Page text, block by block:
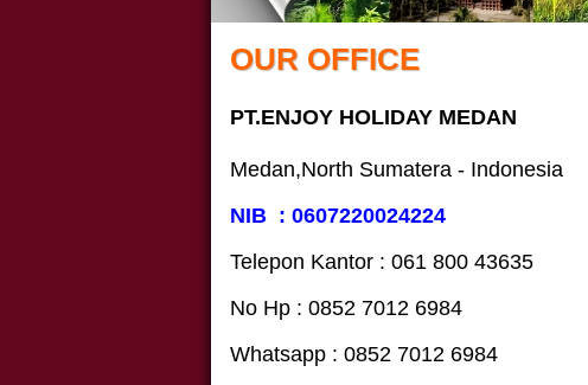
OUR OFFICE
PT.ENJOY HOLIDAY MEDAN
Medan,North Sumatera - Indonesia
NIB : 0607220024224
Telepon Kantor : 061‎ 800 43635
No Hp : 0852 7012 6984
Whatsapp : 0852 7012 6984